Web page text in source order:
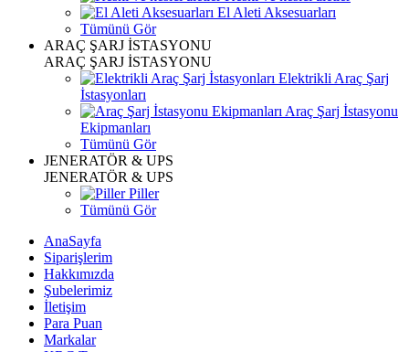
El Aleti Aksesuarları
Tümünü Gör
ARAÇ ŞARJ İSTASYONU
ARAÇ ŞARJ İSTASYONU
Elektrikli Araç Şarj
İstasyonları
Araç Şarj İstasyonu
Ekipmanları
Tümünü Gör
JENERATÖR & UPS
JENERATÖR & UPS
Piller
Tümünü Gör
AnaSayfa
Siparişlerim
Hakkımızda
Şubelerimiz
İletişim
Para Puan
Markalar